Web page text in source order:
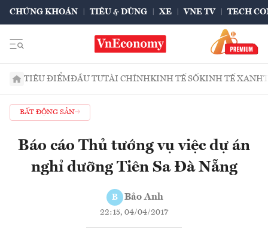
CHỨNG KHOÁN TIÊU & DÙNG XE VNE TV TECH
TIÊU ĐIỂMĐẦU TƯTÀI CHÍNHKINH TẾ SỐKINH TẾ XANH
BẤT ĐỘNG SẢN
Báo cáo Thủ tướng vụ việc dự án
nghỉ dưỡng Tiên Sa Đà Nẵng
B Bảo Anh
22:15, 04/04/2017